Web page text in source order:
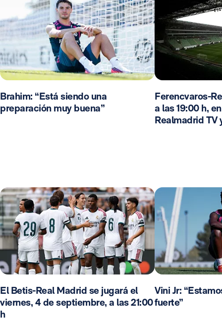
Brahim: “Está siendo una
preparación muy buena”
Ferencvaros-
a las 19:00 h,
Realmadrid TV
El Betis-Real Madrid se jugará el
viernes, 4 de septiembre, a las 21:00
h
Vini Jr:
fuerte”